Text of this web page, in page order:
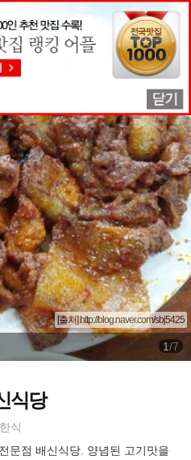
세정보
[출처] http://blog.naver.com/sbj5425
1/7
식당
한식
문점 배신식당. 양념된 고기맛을